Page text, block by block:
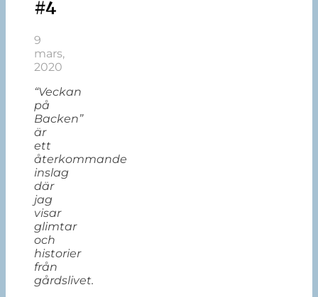
#4
9
mars,
2020
“Veckan
på
Backen”
är
ett
återkommande
inslag
där
jag
visar
glimtar
och
historier
från
gårdslivet.